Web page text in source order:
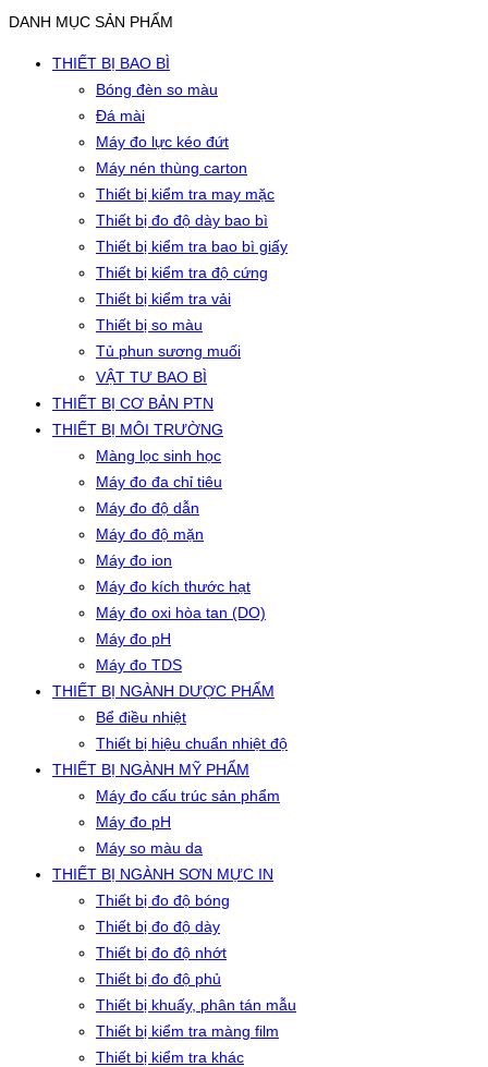
DANH MỤC SẢN PHẨM
THIẾT BỊ BAO BÌ
Bóng đèn so màu
Đá mài
Máy đo lực kéo đứt
Máy nén thùng carton
Thiết bị kiểm tra may mặc
Thiết bị đo độ dày bao bì
Thiết bị kiểm tra bao bì giấy
Thiết bị kiểm tra độ cứng
Thiết bị kiểm tra vải
Thiết bị so màu
Tủ phun sương muối
VẬT TƯ BAO BÌ
THIẾT BỊ CƠ BẢN PTN
THIẾT BỊ MÔI TRƯỜNG
Màng lọc sinh học
Máy đo đa chỉ tiêu
Máy đo độ dẫn
Máy đo độ mặn
Máy đo ion
Máy đo kích thước hạt
Máy đo oxi hòa tan (DO)
Máy đo pH
Máy đo TDS
THIẾT BỊ NGÀNH DƯỢC PHẨM
Bể điều nhiệt
Thiết bị hiệu chuẩn nhiệt độ
THIẾT BỊ NGÀNH MỸ PHẨM
Máy đo cấu trúc sản phẩm
Máy đo pH
Máy so màu da
THIẾT BỊ NGÀNH SƠN MỰC IN
Thiết bị đo độ bóng
Thiết bị đo độ dày
Thiết bị đo độ nhớt
Thiết bị đo độ phủ
Thiết bị khuấy, phân tán mẫu
Thiết bị kiểm tra màng film
Thiết bị kiểm tra khác